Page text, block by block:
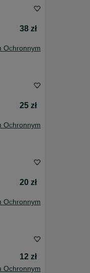
38 zł
Ochronnym
25 zł
Ochronnym
20 zł
Ochronnym
12 zł
Ochronnym